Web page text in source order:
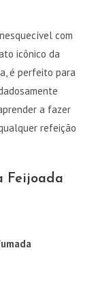
com
icônico da
é perfeito para
a fazer
refeição
Feijoada